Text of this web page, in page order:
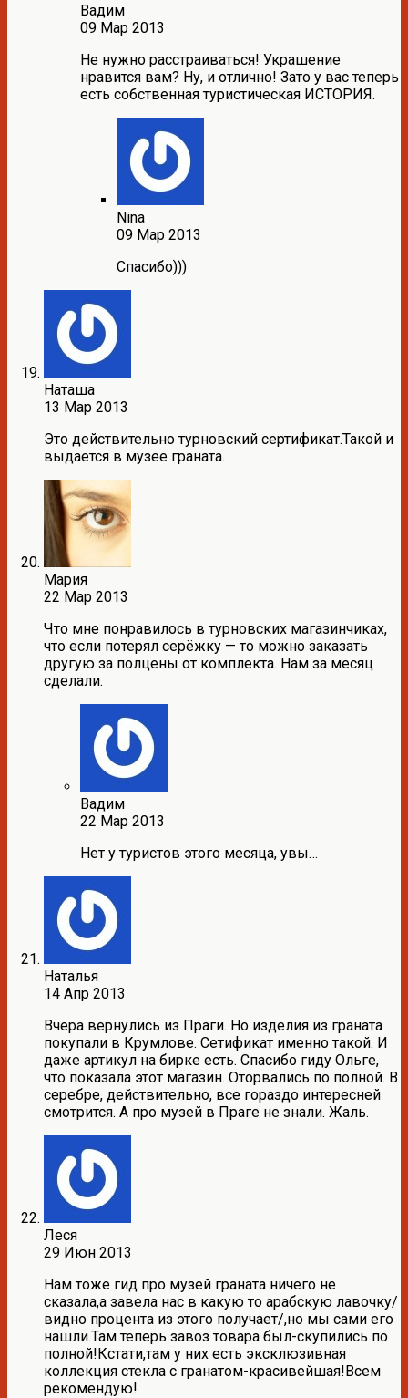
Вадим
09 Мар 2013
Не нужно расстраиваться! Украшение
нравится вам? Ну, и отлично! Зато у вас теперь
есть собственная туристическая ИСТОРИЯ.
Nina
09 Мар 2013
Спасибо)))
Наташа
13 Мар 2013
Это действительно турновский сертификат.Такой и
выдается в музее граната.
Мария
22 Мар 2013
Что мне понравилось в турновских магазинчиках,
что если потерял серёжку — то можно заказать
другую за полцены от комплекта. Нам за месяц
сделали.
Вадим
22 Мар 2013
Нет у туристов этого месяца, увы…
Наталья
14 Апр 2013
Вчера вернулись из Праги. Но изделия из граната
покупали в Крумлове. Сетификат именно такой. И
даже артикул на бирке есть. Спасибо гиду Ольге,
что показала этот магазин. Оторвались по полной. В
серебре, действительно, все гораздо интересней
смотрится. А про музей в Праге не знали. Жаль.
Леся
29 Июн 2013
Нам тоже гид про музей граната ничего не
сказала,а завела нас в какую то арабскую лавочку/
видно процента из этого получает/,но мы сами его
нашли.Там теперь завоз товара был-скупились по
полной!Кстати,там у них есть эксклюзивная
коллекция стекла с гранатом-красивейшая!Всем
рекомендую!